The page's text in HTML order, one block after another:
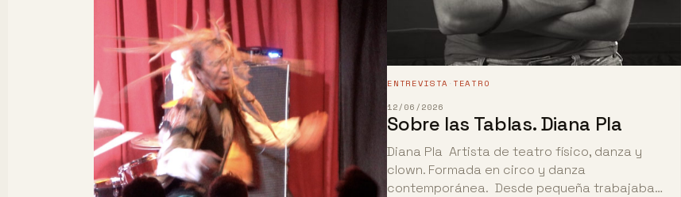
ENTREVISTA · TEATRO
12/06/2026
Sobre las Tablas. Diana Pla
Diana Pla Artista de teatro físico, danza y
clown. Formada en circo y danza
contemporánea. Desde pequeña trabajaba…